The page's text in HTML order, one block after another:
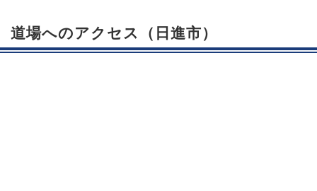
道場へのアクセス（日進市）